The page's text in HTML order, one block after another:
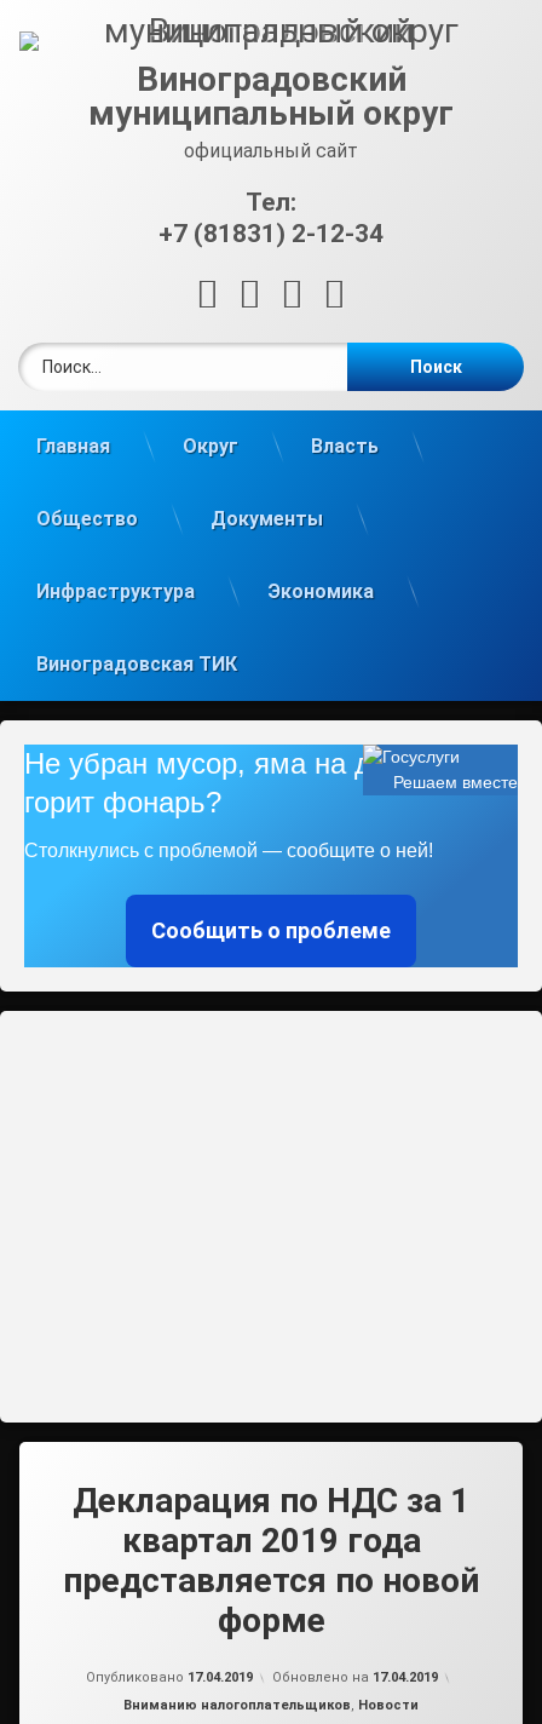
Виноградовский
муниципальный округ
официальный сайт
Тел:
+7 (81831) 2-12-34
RSS E-mailВКонтакте
Главная Округ Власть
Общество Документы
Инфраструктура Экономика
Виноградовская ТИК
Решаем вместе
Не убран мусор, яма на дороге, не
горит фонарь?
Столкнулись с проблемой — сообщите о ней!
Сообщить о проблеме
Декларация по НДС за 1
квартал 2019 года
представляется по новой
форме
Опубликовано 17.04.2019 Обновлено на 17.04.2019
Рубрики:
Вниманию налогоплательщиков, Новости